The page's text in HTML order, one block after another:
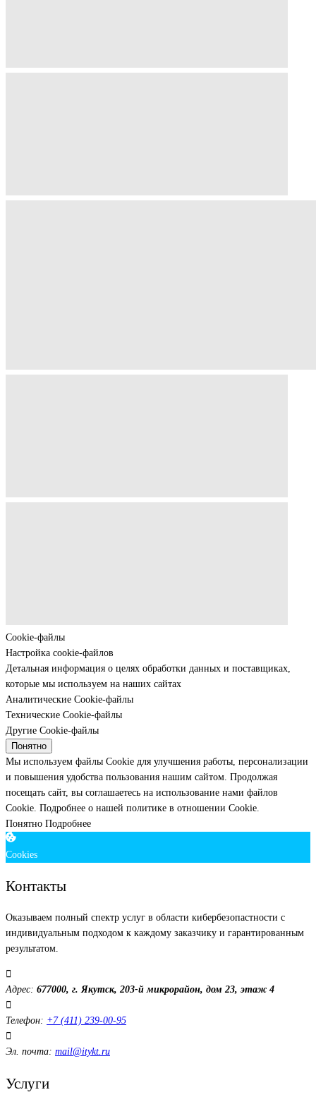
Cookie-файлы
Настройка cookie-файлов
Детальная информация о целях обработки данных и поставщиках,
которые мы используем на наших сайтах
Аналитические Cookie-файлы
Технические Cookie-файлы
Другие Cookie-файлы
Понятно
Мы используем файлы Cookie для улучшения работы, персонализации
и повышения удобства пользования нашим сайтом. Продолжая
посещать сайт, вы соглашаетесь на использование нами файлов
Cookie. Подробнее о нашей политике в отношении Cookie.
Понятно Подробнее
Cookies
Контакты
Оказываем полный спектр услуг в области кибербезопастности с
индивидуальным подходом к каждому заказчику и гарантированным
результатом.
Адрес: 677000, г. Якутск, 203-й микрорайон, дом 23, этаж 4
Телефон: +7 (411) 239-00-95
Эл. почта: mail@itykt.ru
Услуги